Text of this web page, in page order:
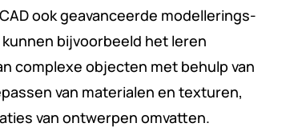
ook geavanceerde modellerings-
bijvoorbeeld het leren
complexe objecten met behulp van
van materialen en texturen,
van ontwerpen omvatten.